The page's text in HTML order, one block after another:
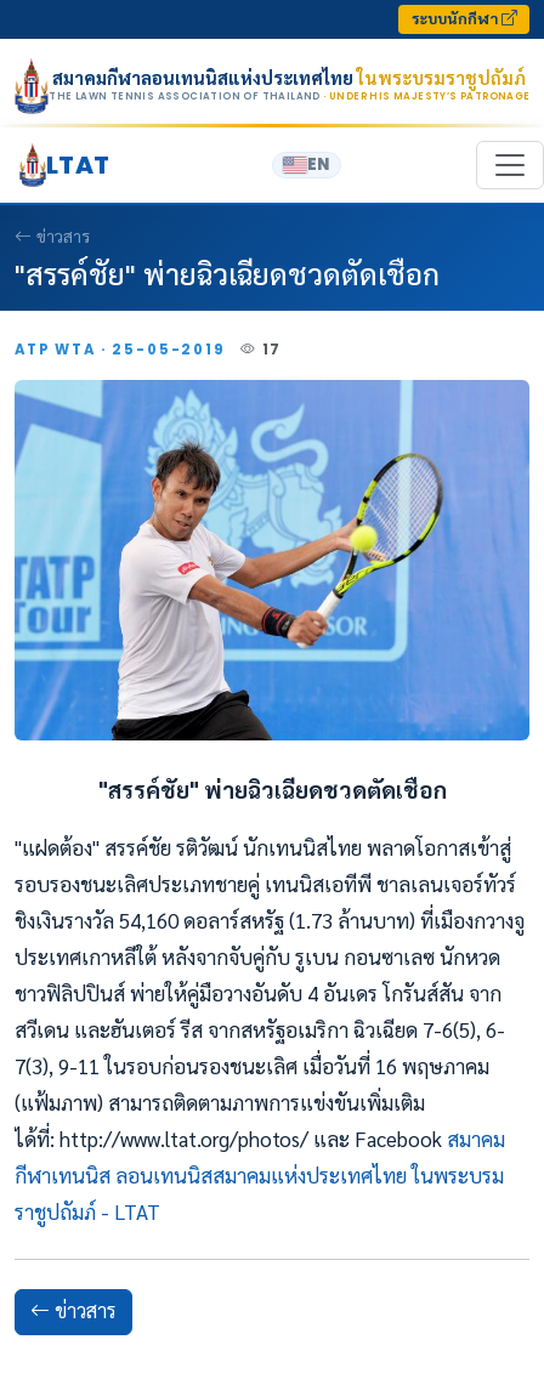
ระบบนักกีฬา
สมาคมกีฬาลอนเทนนิสแห่งประเทศไทยในพระบรมราชูปถัมภ์
THE LAWN TENNIS ASSOCIATION OF THAILAND · UNDER HIS MAJESTY’S PATRONAGE
LTAT EN
ข่าวสาร
"สรรค์ชัย" พ่ายฉิวเฉียดชวดตัดเชือก
ATP WTA · 25-05-2019 17
"สรรค์ชัย" พ่ายฉิวเฉียดชวดตัดเชือก
"แฝดต้อง" สรรค์ชัย รติวัฒน์ นักเทนนิสไทย พลาดโอกาสเข้าสู่
รอบรองชนะเลิศประเภทชายคู่ เทนนิสเอทีพี ชาลเลนเจอร์ทัวร์
ชิงเงินรางวัล 54,160 ดอลาร์สหรัฐ (1.73 ล้านบาท) ที่เมืองกวางจู
ประเทศเกาหลีใต้ หลังจากจับคู่กับ รูเบน กอนซาเลซ นักหวด
ชาวฟิลิปปินส์ พ่ายให้คู่มือวางอันดับ 4 อันเดร โกรันส์สัน จาก
สวีเดน และฮันเตอร์ รีส จากสหรัฐอเมริกา ฉิวเฉียด 7-6(5), 6-
7(3), 9-11 ในรอบก่อนรองชนะเลิศ เมื่อวันที่ 16 พฤษภาคม
(แฟ้มภาพ) สามารถติดตามภาพการแข่งขันเพิ่มเติม
ได้ที่: http://www.ltat.org/photos/ และ Facebook สมาคม
กีฬาเทนนิส ลอนเทนนิสสมาคมแห่งประเทศไทย ในพระบรม
ราชูปถัมภ์ - LTAT
ข่าวสาร